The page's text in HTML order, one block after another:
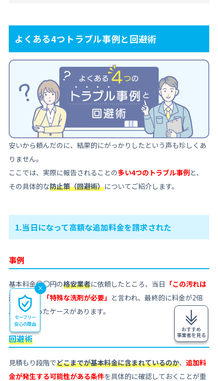
よくある4つトラブル事例と回避術
安いから頼んだのに、結果的にがっかりしたという声も珍しくあ
りません。
ここでは、実際に報告されることの多い4つのトラブル事例と、
その具体的な防止策（回避術）についてご紹介します。
1.当日になって高額な追加料金を請求された
事例
基本料金〇〇円の格安業者に依頼したところ、当日 「この汚れは
追加です」「特殊な洗剤が必要」 と言われ、最終的に料金が2倍
以上になったケースがあります。
回避術
見積もり段階でどこまでが基本料金に含まれているのか、 追加料
金が発生する可能性がある条件を具体的に確認しておくことが重
おすすめ
事業者を見る
セーフリー
安心の理由